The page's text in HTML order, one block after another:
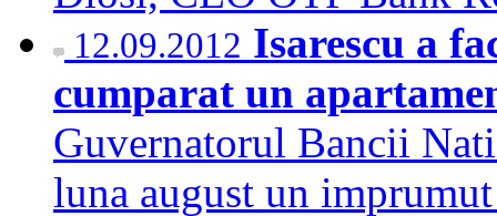
12.09.2012 Isarescu a
cumparat un
Guvernatorul Bancii
luna august un